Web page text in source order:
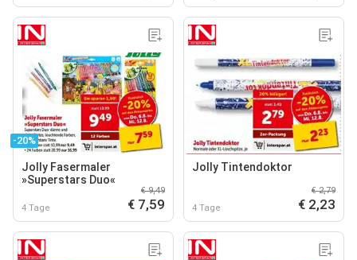
-20%
Jolly Fasermaler
»Superstars Duo«
4 Tage
€ 9,49
€ 7,59
Jolly Tintendoktor
4 Tage
€ 2,79
€ 2,23